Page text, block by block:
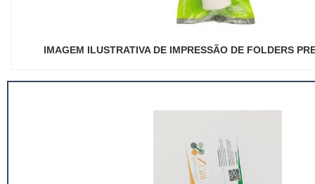
IMAGEM ILUSTRATIVA DE IMPRESSÃO DE FOLDERS